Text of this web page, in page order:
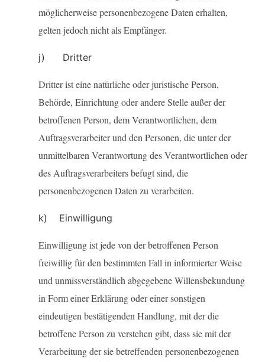
möglicherweise personenbezogene Daten erhalten,
gelten jedoch nicht als Empfänger.
j) Dritter
Dritter ist eine natürliche oder juristische Person,
Behörde, Einrichtung oder andere Stelle außer der
betroffenen Person, dem Verantwortlichen, dem
Auftragsverarbeiter und den Personen, die unter der
unmittelbaren Verantwortung des Verantwortlichen oder
des Auftragsverarbeiters befugt sind, die
personenbezogenen Daten zu verarbeiten.
k) Einwilligung
Einwilligung ist jede von der betroffenen Person
freiwillig für den bestimmten Fall in informierter Weise
und unmissverständlich abgegebene Willensbekundung
in Form einer Erklärung oder einer sonstigen
eindeutigen bestätigenden Handlung, mit der die
betroffene Person zu verstehen gibt, dass sie mit der
Verarbeitung der sie betreffenden personenbezogenen